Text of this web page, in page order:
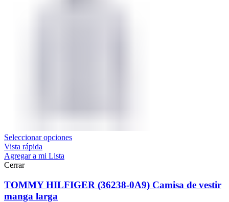
Seleccionar opciones
Vista rápida
Agregar a mi Lista
Cerrar
TOMMY HILFIGER (36238-0A9) Camisa de vestir
manga larga